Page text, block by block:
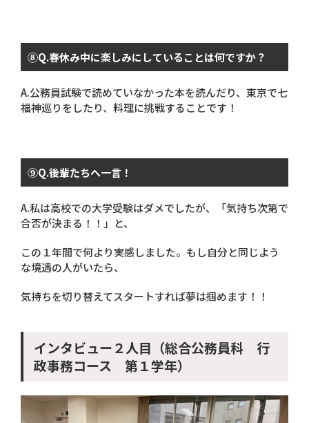
⑧Q.春休み中に楽しみにしていることは何ですか？
A.公務員試験で読めていなかった本を読んだり、東京で七
福神巡りをしたり、料理に挑戦することです！
⑨Q.後輩たちへ一言！
A.私は高校での大学受験はダメでしたが、「気持ち次第で
合否が決まる！！」と、
この１年間で何より実感しました。もし自分と同じよう
な境遇の人がいたら、
気持ちを切り替えてスタートすれば夢は掴めます！！
インタビュー２人目（総合公務員科 行
政事務コース 第１学年）